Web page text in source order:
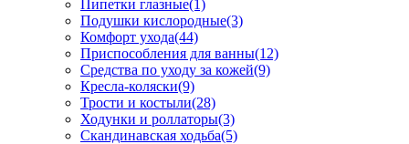
Пипетки глазные(1)
Подушки кислородные(3)
Комфорт ухода(44)
Приспособления для ванны(12)
Средства по уходу за кожей(9)
Кресла-коляски(9)
Трости и костыли(28)
Ходунки и роллаторы(3)
Скандинавская ходьба(5)